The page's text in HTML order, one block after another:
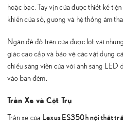
hoặc bạc. Tay vịn cửa được thiết kế
khiển cửa sổ, gương và hệ thống âm
Ngăn để đồ trên cửa được lót vải
giác cao cấp và bảo vệ các vật dụng
chiếu sáng viền cửa với ánh sáng LED
vào ban đêm.
Trần Xe và Cột Trụ
Trần xe của Lexus ES350h nội thất